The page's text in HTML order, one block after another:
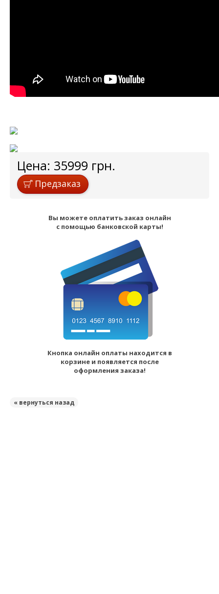
Цена: 35999 грн.
Предзаказ
Вы можете оплатить заказ онлайн
с помощью банковской карты!
Кнопка онлайн оплаты находится в
корзине и появляется после
оформления заказа!
« вернуться назад